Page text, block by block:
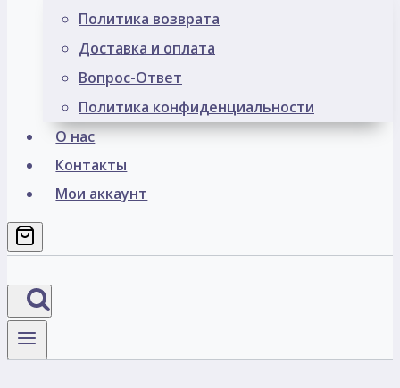
Политика возврата
Доставка и оплата
Вопрос-Ответ
Политика конфиденциальности
О нас
Контакты
Мои аккаунт